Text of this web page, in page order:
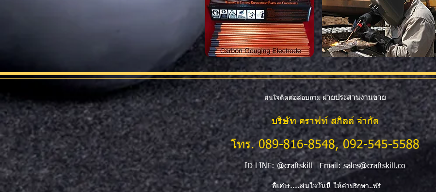
สนใจติดต่อสอบถาม ฝ่ายประสานงานขาย
บริษัท คราฟท์ สกิลล์ จำกัด
โทร. 089-816-8548, 092-545-5588
ID LINE: @craftskill Email:sales@craftskill.co
พิเศษ....สนใจวันนี้ ให้คำปรึกษา..ฟรี